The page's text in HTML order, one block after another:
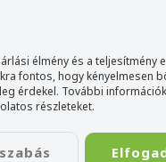
élmény és a teljesítmény
fontos, hogy kényelmesen
érdekel. További
részleteket.
KAPCSOLAT